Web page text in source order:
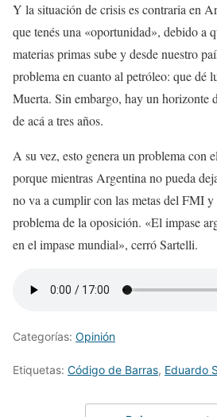
Y la situación de crisis es contraria en
que tenés una «oportunidad», debido a
materias primas sube y desde nuestro
problema en cuanto al petróleo: que dé
Muerta. Sin embargo, hay un horizonte
de acá a tres años.
A su vez, esto genera un problema con
porque mientras Argentina no pueda
no va a cumplir con las metas del FMI
problema de la oposición. «El impase
en el impase mundial», cerró Sartelli.
Categorías: Opinión
Etiquetas: Código de Barras, Eduardo